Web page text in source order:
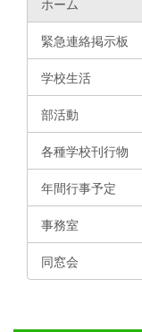
緊急連絡掲示板
学校生活
部活動
各種学校刊行物
年間行事予定
事務室
同窓会